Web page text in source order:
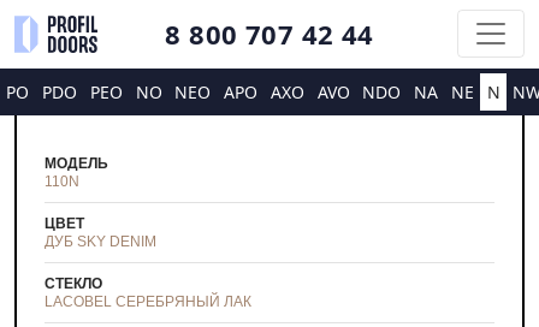
8 800 707 42 44
PO PDO PEO NO NEO APO AXO AVO NDO NA NE N
МОДЕЛЬ
110N
ЦВЕТ
ДУБ SKY DENIM
СТЕКЛО
LACOBEL СЕРЕБРЯНЫЙ ЛАК